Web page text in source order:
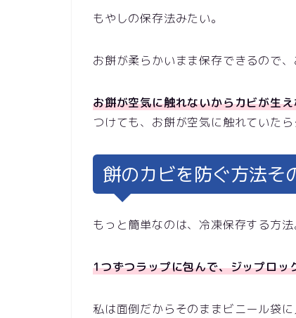
もやしの保存法みたい。
お餅が柔らかいまま保存できるので、
お餅が空気に触れないからカビが生
つけても、お餅が空気に触れていたら
餅のカビを防ぐ方法そ
もっと簡単なのは、冷凍保存する方法
1つずつラップに包んで、ジップロッ
私は面倒だからそのままビニール袋